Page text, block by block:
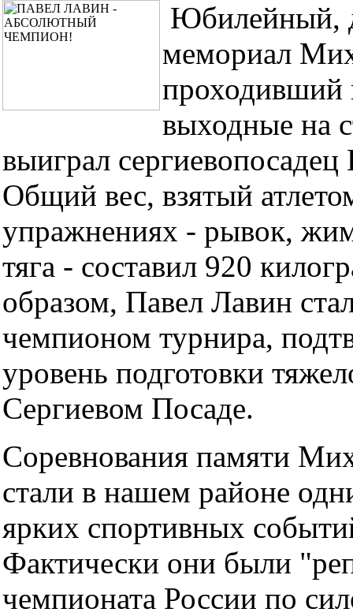
Юбилейный,
мемориал
выходные на
выиграл
Общий вес, взятый
упражнениях - рывок,
тяга - составил 920
образом, Павел Лавин
чемпионом турнира,
уровень подготовки
Сергиевом Посаде.
Соревнования памяти
стали в нашем районе
ярких спортивных
Фактически они были
чемпионата России по